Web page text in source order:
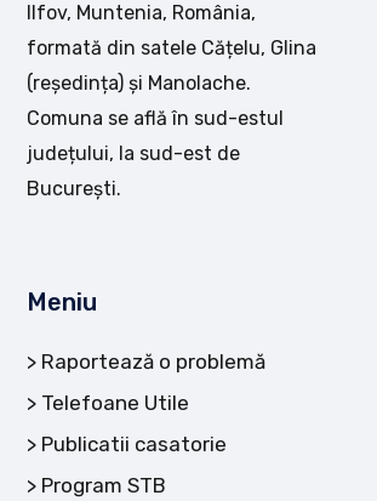
Ilfov, Muntenia, România,
formată din satele Cățelu, Glina
(reședința) și Manolache.
Comuna se află în sud-estul
județului, la sud-est de
București.
Meniu
Raportează o problemă
Telefoane Utile
Publicatii casatorie
Program STB